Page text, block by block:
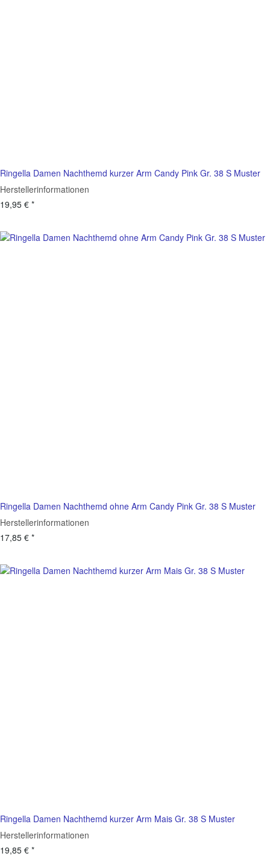
Ringella Damen Nachthemd kurzer Arm Candy Pink Gr. 38 S Muster
Herstellerinformationen
19,95 € *
Ringella Damen Nachthemd ohne Arm Candy Pink Gr. 38 S Muster
Herstellerinformationen
17,85 € *
Ringella Damen Nachthemd kurzer Arm Mais Gr. 38 S Muster
Herstellerinformationen
19,85 € *